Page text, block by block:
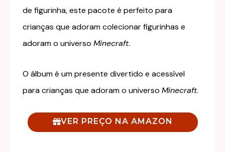
de figurinha, este pacote é perfeito para
crianças que adoram colecionar figurinhas e
adoram o universo Minecraft.
O álbum é um presente divertido e acessível
para crianças que adoram o universo Minecraft.
VER PREÇO NA AMAZON